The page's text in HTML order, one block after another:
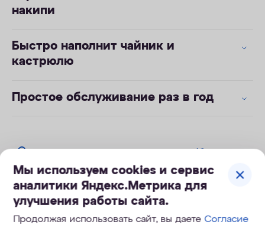
накипи
Быстро наполнит чайник и
кастрюлю
Простое обслуживание раз в год
кнопок)
.pdf 1 Мб
Технические характеристики
Мы используем cookies и сервис
аналитики Яндекс.Метрика для
улучшения работы сайта.
Продолжая использовать сайт, вы даетеСогласие